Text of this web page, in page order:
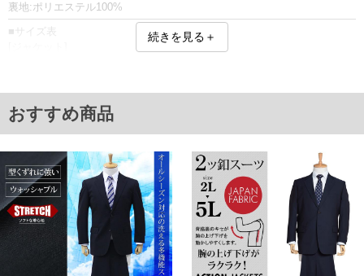
裏地:ポリエステル100%
■サイズ表
3L/54/63/137/126/81
4L/57/64/145/135/82
5L/60/64/153/144/82
サイズ/ウエスト/股上/わたり幅/膝幅/裾幅/股下
2L/100/30.5/39.4/29.1/24.0/90
3L/110/31.5/41.7/29.9/24.5/90
4L/120/32.5/44.0/31.0/25.0/90
5L/130/33.5/46.4/32.1/25.5/90
単位はcm
※【返品交換について】
返品交換希望の方は、商品到着後1週間以内にご連絡ください。
続きを見る＋
おすすめ商品